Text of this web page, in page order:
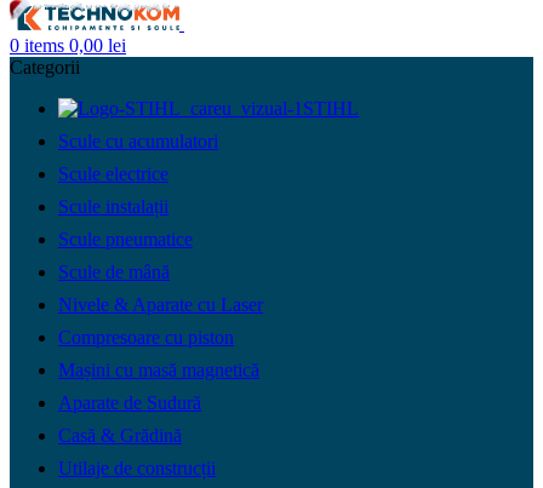
0 items 0,00 lei
Categorii
STIHL
Scule cu acumulatori
Scule electrice
Scule instalații
Scule pneumatice
Scule de mână
Nivele & Aparate cu Laser
Compresoare cu piston
Mașini cu masă magnetică
Aparate de Sudură
Casă & Grădină
Utilaje de construcții